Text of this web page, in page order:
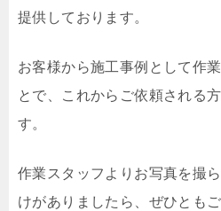
提供しております。
お客様から施工事例として作
とで、これからご依頼される
す。
作業スタッフよりお写真を撮
けがありましたら、ぜひとも